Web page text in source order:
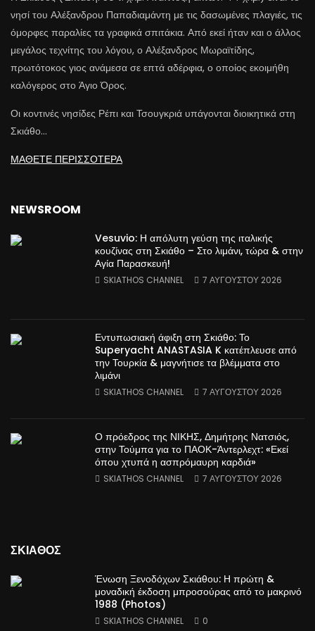
νησί του Αλέξανδρου Παπαδιαμάντη με τις δασωμένες πλαγιές, τις
όμορφες παραλίες τα γραφικά σπιτάκια. Από εκεί ήταν και ο άλλος
μεγάλος τεχνίτης του λόγου, ο Αλέξανδρος Μωραϊτίδης,
πρωτότοκος γιος ανάμεσα σε επτά αδέρφια, ο οποίος εκοιμήθη
καλόγερος στο Άγιο Όρος.
Οι κοντινές νησίδες Ρέπι και Τσουγκριά υπάγονται διοικητικά στη
Σκιάθο…
ΜΑΘΕΤΕ ΠΕΡΙΣΣΟΤΕΡΑ
NEWSROOM
Vesuvio: Η απόλυτη γεύση της ιταλικής
κουζίνας στη Σκιάθο – Στο λιμάνι, τώρα & στην
Αγία Παρασκευή!
SKIATHOS CHANNEL 7 ΑΥΓΟΥΣΤΟΥ 2026
Εντυπωσιακή άφιξη στη Σκιάθο: Το
Superyacht ANASTASIA K κατέπλευσε από
την Τουρκία & μαγνήτισε τα βλέμματα στο
λιμάνι
SKIATHOS CHANNEL 7 ΑΥΓΟΥΣΤΟΥ 2026
Ο πρόεδρος της ΝΙΚΗΣ, Δημήτρης Νατσιός,
στην Τούμπα για το ΠΑΟΚ-Άντερλεχτ: «Εκεί
όπου χτυπά η ασπρόμαυρη καρδιά»
SKIATHOS CHANNEL 7 ΑΥΓΟΥΣΤΟΥ 2026
ΣΚΙΑΘΟΣ
Ένωση Ξενοδόχων Σκιάθου: Η πρώτη &
μοναδική έκδοση μπροσούρας από το μακρινό
1988 (Photos)
SKIATHOS CHANNEL 0